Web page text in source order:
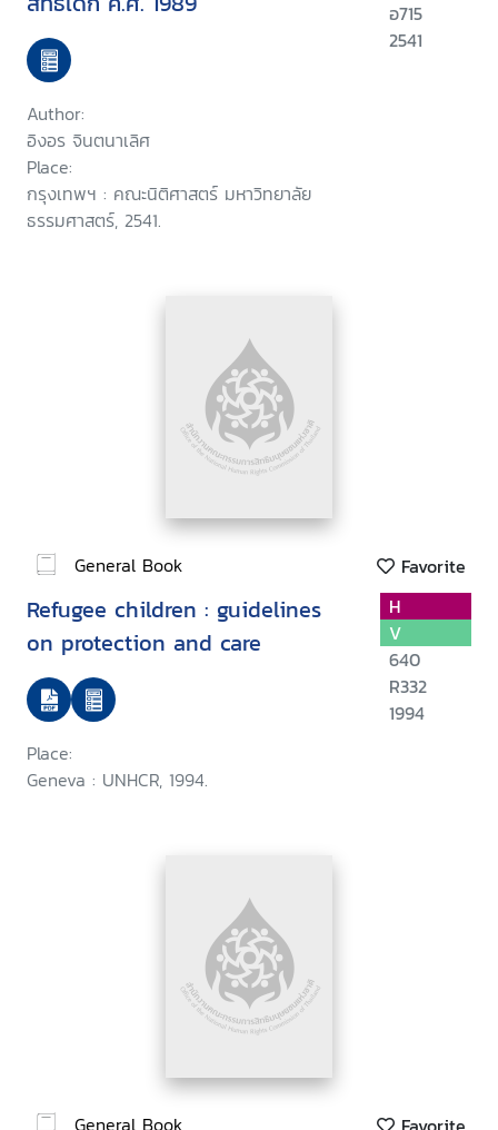
Author:
อิงอร จินตนาเลิศ
Place:
กรุงเทพฯ : คณะนิติศาสตร์ มหาวิทยาลัย
ธรรมศาสตร์, 2541.
อ715
2541
General Book Favorite
Refugee children : guidelines
on protection and care
Place:
Geneva : UNHCR, 1994.
H
V
640
R332
1994
General Book